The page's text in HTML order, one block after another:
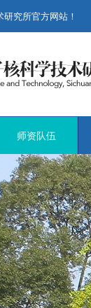
究所官方网站！
师资队伍